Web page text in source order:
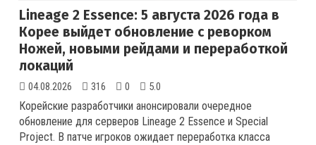
Lineage 2 Essence: 5 августа 2026 года в
Корее выйдет обновление с реворком
Ножей, новыми рейдами и переработкой
локаций
04.08.2026 316 0 5.0
Корейские разработчики анонсировали очередное
обновление для серверов Lineage 2 Essence и Special
Project. В патче игроков ожидает переработка класса